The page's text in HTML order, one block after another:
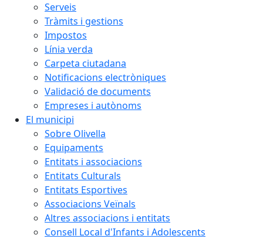
Serveis
Tràmits i gestions
Impostos
Línia verda
Carpeta ciutadana
Notificacions electròniques
Validació de documents
Empreses i autònoms
El municipi
Sobre Olivella
Equipaments
Entitats i associacions
Entitats Culturals
Entitats Esportives
Associacions Veïnals
Altres associacions i entitats
Consell Local d'Infants i Adolescents